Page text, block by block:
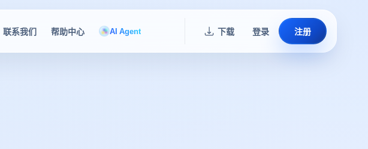
联系我们 帮助中心 AI Agent 下载 登录 注册